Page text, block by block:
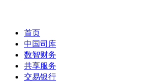
首页
中国司库
数智财务
共享服务
交易银行